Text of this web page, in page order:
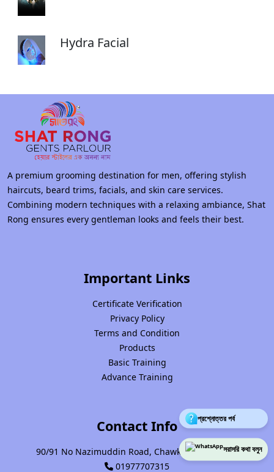
Hydra Facial
A premium grooming destination for men, offering stylish
haircuts, beard trims, facials, and skin care services.
Combining modern techniques with a relaxing ambiance, Shat
Rong ensures every gentleman looks and feels their best.
Important Links
Certificate Verification
Privacy Policy
Terms and Condition
Products
Basic Training
Advance Training
Contact Info
90/91 No Nazimuddin Road, Chawk Bazar, Dhaka.
01977707315
প্রশ্নোত্তর পর্ব
সরাসরি কথা বলুন